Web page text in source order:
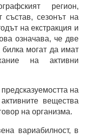
регион,
състав, сезонът на
на екстракция и
означава, че две
могат да имат
на активни
на
вещества
на организма.
вариабилност, в